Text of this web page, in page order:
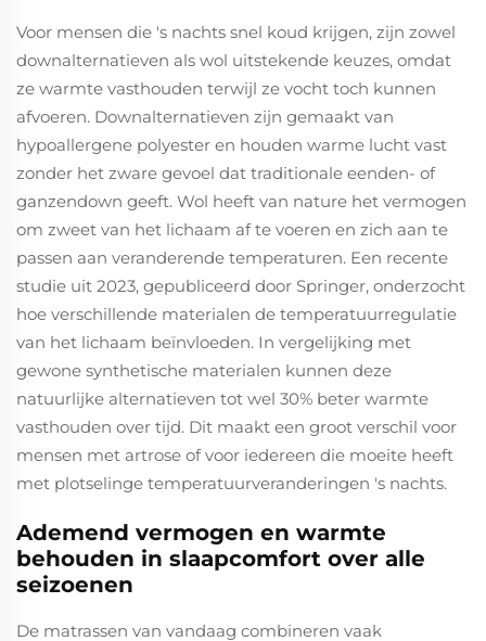
Voor mensen die 's nachts snel koud krijgen, zijn zowel
downalternatieven als wol uitstekende keuzes, omdat
ze warmte vasthouden terwijl ze vocht toch kunnen
afvoeren. Downalternatieven zijn gemaakt van
hypoallergene polyester en houden warme lucht vast
zonder het zware gevoel dat traditionale eenden- of
ganzendown geeft. Wol heeft van nature het vermogen
om zweet van het lichaam af te voeren en zich aan te
passen aan veranderende temperaturen. Een recente
studie uit 2023, gepubliceerd door Springer, onderzocht
hoe verschillende materialen de temperatuurregulatie
van het lichaam beïnvloeden. In vergelijking met
gewone synthetische materialen kunnen deze
natuurlijke alternatieven tot wel 30% beter warmte
vasthouden over tijd. Dit maakt een groot verschil voor
mensen met artrose of voor iedereen die moeite heeft
met plotselinge temperatuurveranderingen 's nachts.
Ademend vermogen en warmte
behouden in slaapcomfort over alle
seizoenen
De matrassen van vandaag combineren vaak